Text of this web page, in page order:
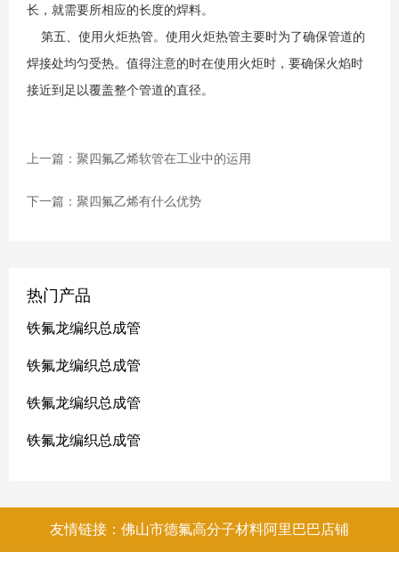
长，就需要所相应的长度的焊料。
第五、使用火炬热管。使用火炬热管主要时为了确保管道的
焊接处均匀受热。值得注意的时在使用火炬时，要确保火焰时
接近到足以覆盖整个管道的直径。
上一篇：聚四氟乙烯软管在工业中的运用
下一篇：聚四氟乙烯有什么优势
热门产品
铁氟龙编织总成管
铁氟龙编织总成管
铁氟龙编织总成管
铁氟龙编织总成管
友情链接：佛山市德氟高分子材料阿里巴巴店铺